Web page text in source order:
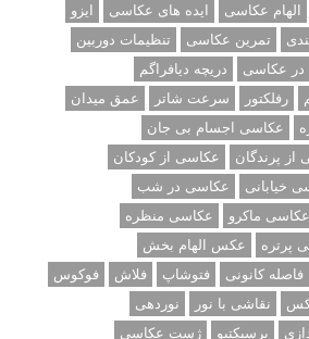
الهام عکاسی ایده های عکاسی
ایزو
تمرین عکاسی
تنظیمات دوربین
در عکاسی
دریچه دیافراگم
رفلکتور سرعت شاتر
عمق میدان
عکاسی اجسام بی جان
از پرندگان
عکاسی از کودکان
خیابانی
عکاسی در شب
عکاسی ماکرو
عکاسی منظره
پرتره
عکس الهام بخش
فاصله کانونی فتوشاپ فلاش
فوکوس
نقاشی با نور
نوردهی
پرسپکتیو ژست عکاسی